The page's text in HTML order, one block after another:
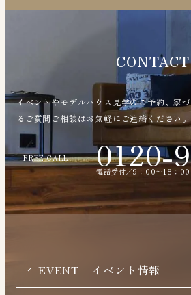
CONTACT
イベントやモデルハウス見学のご予約、家
るご質問ご相談はお気軽にご連絡ください。
FREE CALL 0120-
電話受付／9：00〜18：00
EVENT - イベント情報